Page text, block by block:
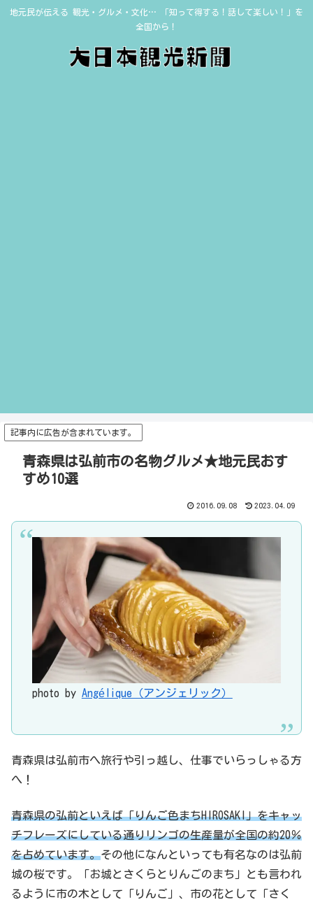
地元民が伝える 観光・グルメ・文化… 「知って得する！話して楽しい！」を
全国から！
記事内に広告が含まれています。
青森県は弘前市の名物グルメ★地元民おす
すめ10選
2016.09.08 2023.04.09
photo by Angélique（アンジェリック）
青森県は弘前市へ旅行や引っ越し、仕事でいらっしゃる方
へ！
青森県の弘前といえば「りんご色まちHIROSAKI」をキャッ
チフレーズにしている通りリンゴの生産量が全国の約20％
を占めています。その他になんといっても有名なのは弘前
城の桜です。「お城とさくらとりんごのまち」とも言われ
るように市の木として「りんご」、市の花として「さく